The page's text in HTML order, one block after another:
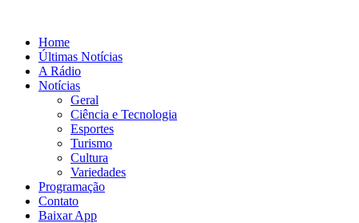
Home
Últimas Notícias
A Rádio
Notícias
Geral
Ciência e Tecnologia
Esportes
Turismo
Cultura
Variedades
Programação
Contato
Baixar App